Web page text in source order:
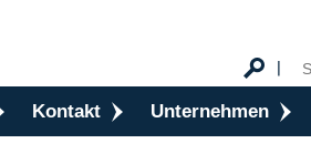
Kontakt Unternehmen